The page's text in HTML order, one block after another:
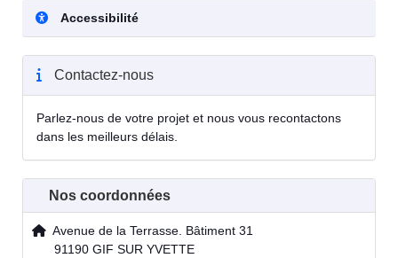
Accessibilité
Contactez-nous
Parlez-nous de votre projet et nous vous recontactons
dans les meilleurs délais.
Nos coordonnées
Avenue de la Terrasse. Bâtiment 31
91190 GIF SUR YVETTE